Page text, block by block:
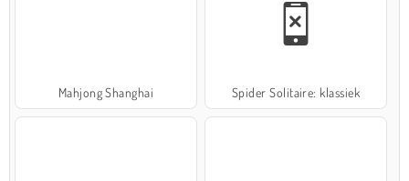
Mahjong Shanghai Spider Solitaire: klassiek